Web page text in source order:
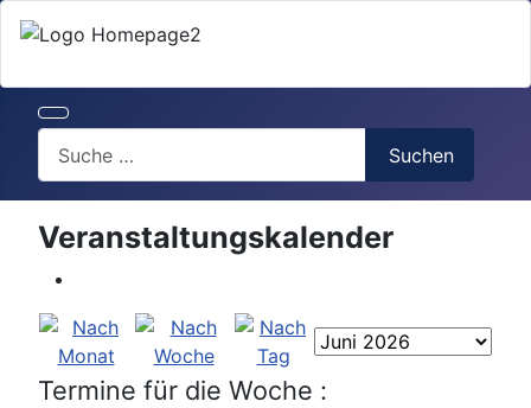
Suchen
Veranstaltungskalender
Termine für die Woche :